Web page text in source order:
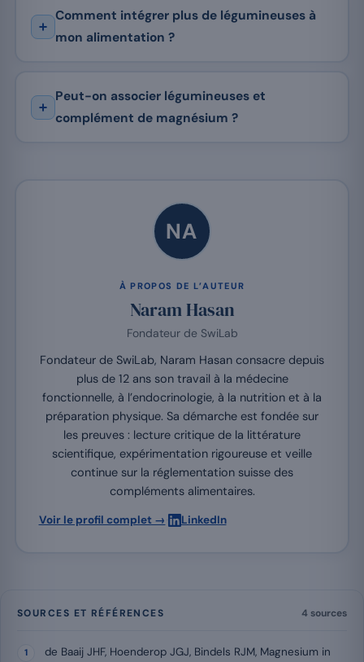
Comment intégrer plus de légumineuses à
mon alimentation ?
Peut-on associer légumineuses et
complément de magnésium ?
NA
À PROPOS DE L’AUTEUR
Naram Hasan
Fondateur de SwiLab
Fondateur de SwiLab, Naram Hasan consacre depuis
plus de 12 ans son travail à la médecine
fonctionnelle, à l’endocrinologie, à la nutrition et à la
préparation physique. Sa démarche est fondée sur
les preuves : lecture critique de la littérature
scientifique, expérimentation rigoureuse et veille
continue sur la réglementation suisse des
compléments alimentaires.
Voir le profil complet → LinkedIn
SOURCES ET RÉFÉRENCES 4 sources
de Baaij JHF, Hoenderop JGJ, Bindels RJM, Magnesium in